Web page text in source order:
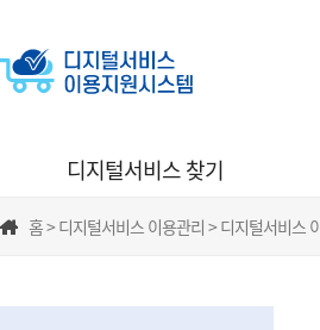
디지털서비스 찾기
홈 > 디지털서비스 이용관리 > 디지털서비스